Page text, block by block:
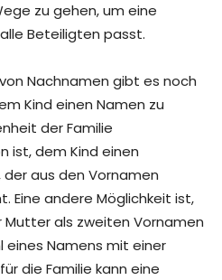
zu gehen, um eine
Beteiligten passt.
Nachnamen gibt es noch
Kind einen Namen zu
der Familie
ist, dem Kind einen
aus den Vornamen
Eine andere Möglichkeit ist,
als zweiten Vornamen
eines Namens mit einer
die Familie kann eine